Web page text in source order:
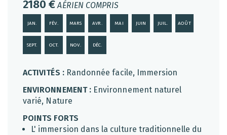
2180 € AÉRIEN COMPRIS
JAN. FÉV. MARS AVR. MAI JUIN JUIL. AOÛT
SEPT. OCT. NOV. DÉC.
ACTIVITÉS :Randonnée facile, Immersion
ENVIRONNEMENT :Environnement naturel
varié, Nature
POINTS FORTS
L' immersion dans la culture traditionnelle du